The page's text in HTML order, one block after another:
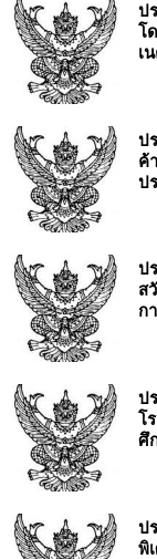
ป
โ
เ
ป
ค้
ป
ป
ส
ก
ป
โ
ศึ
ป
พิ